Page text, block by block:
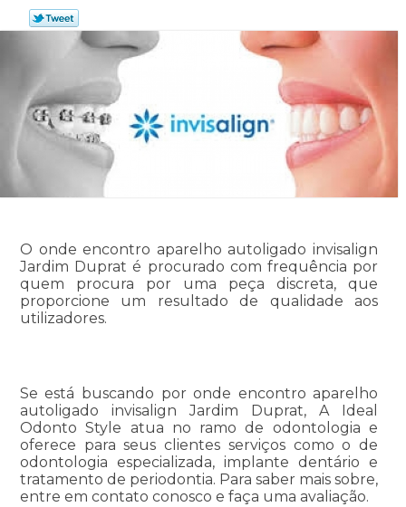
O onde encontro aparelho autoligado invisalign
Jardim Duprat é procurado com frequência por
quem procura por uma peça discreta, que
proporcione um resultado de qualidade aos
utilizadores.
Se está buscando por onde encontro aparelho
autoligado invisalign Jardim Duprat, A Ideal
Odonto Style atua no ramo de odontologia e
oferece para seus clientes serviços como o de
odontologia especializada, implante dentário e
tratamento de periodontia. Para saber mais sobre,
entre em contato conosco e faça uma avaliação.